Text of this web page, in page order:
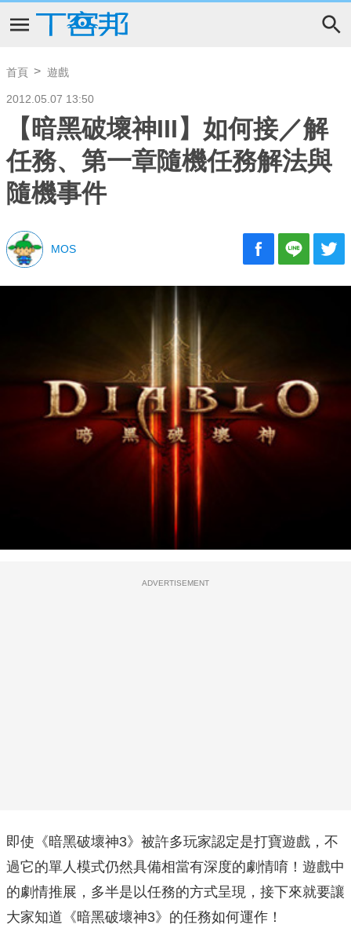
首頁 遊戲
2012.05.07 13:50
【暗黑破壞神III】如何接／解
任務、第一章隨機任務解法與
隨機事件
MOS
ADVERTISEMENT
即使《暗黑破壞神3》被許多玩家認定是打寶遊戲，不
過它的單人模式仍然具備相當有深度的劇情唷！遊戲中
的劇情推展，多半是以任務的方式呈現，接下來就要讓
大家知道《暗黑破壞神3》的任務如何運作！